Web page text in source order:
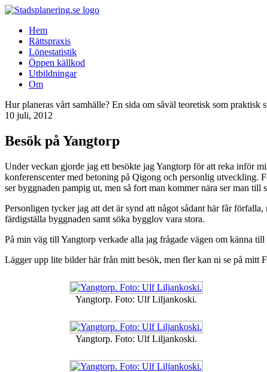
Hem
Rättspraxis
Lönestatistik
Öppen källkod
Utbildningar
Om
Hur planeras vårt samhälle? En sida om såväl teoretisk som praktisk
10 juli, 2012
Besök på Yangtorp
Under veckan gjorde jag ett besökte jag Yangtorp för att reka inför
konferenscenter med betoning på Qigong och personlig utveckling.
ser byggnaden pampig ut, men så fort man kommer nära ser man
Personligen tycker jag att det är synd att något sådant här får
färdigställa byggnaden samt söka bygglov vara stora.
På min väg till Yangtorp verkade alla jag frågade vägen om känna
Lägger upp lite bilder här från mitt besök, men fler kan ni se på mitt
Yangtorp. Foto: Ulf Liljankoski.
Yangtorp. Foto: Ulf Liljankoski.